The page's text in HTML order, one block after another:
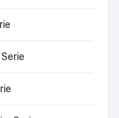
Serie